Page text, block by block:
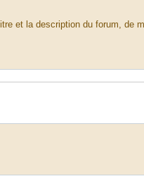
et la description du forum, de